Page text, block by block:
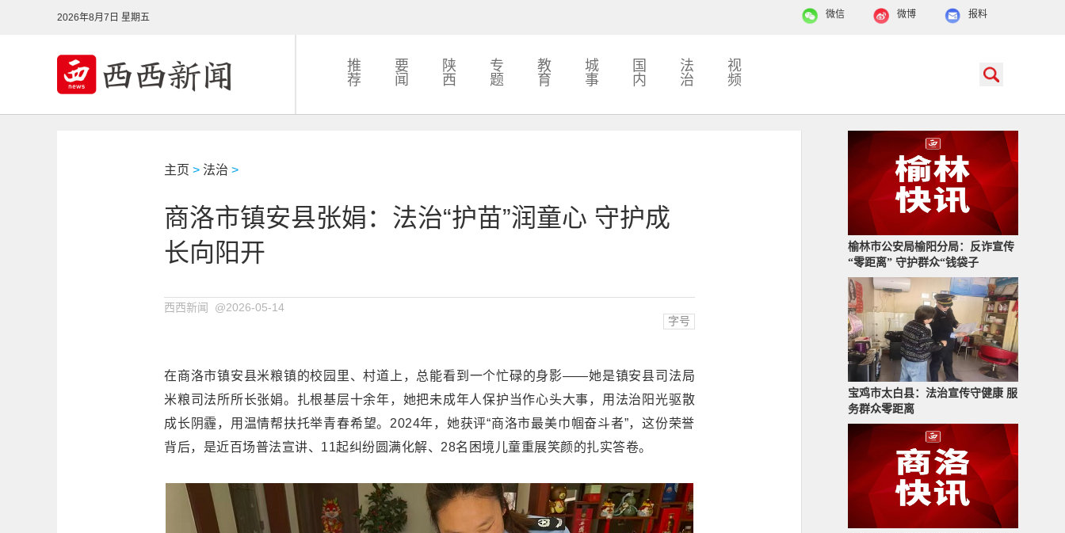
2026年8月7日 星期五 报料
微博
微信
推
荐
要
闻
陕
西
专
题
教
育
城
事
国
内
法
治
视
频
主页 > 法治 >
商洛市镇安县张娟：法治“护苗”润童心 守护成
长向阳开
西西新闻 @2026-05-14
字号
在商洛市镇安县米粮镇的校园里、村道上，总能看到一个忙碌的身影——她是镇安县司法局
米粮司法所所长张娟。扎根基层十余年，她把未成年人保护当作心头大事，用法治阳光驱散
成长阴霾，用温情帮扶托举青春希望。2024年，她获评“商洛市最美巾帼奋斗者”，这份荣誉
背后，是近百场普法宣讲、11起纠纷圆满化解、28名困境儿童重展笑颜的扎实答卷。
榆林市公安局榆阳分局：反诈宣传
“零距离” 守护群众“钱袋子
宝鸡市太白县：法治宣传守健康 服
务群众零距离